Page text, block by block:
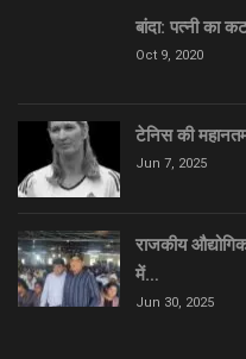
बांदा: पत्नी का
Oct 9, 2020
टेनिस की
Jun 7, 2025
राजकीय
में…
Jun 30, 2025